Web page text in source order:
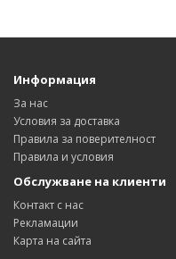
Информация
За нас
Условия за доставка
Правила за поверителност
Правила и условия
Обслужване на клиенти
Контакт с нас
Рекламации
Карта на сайта